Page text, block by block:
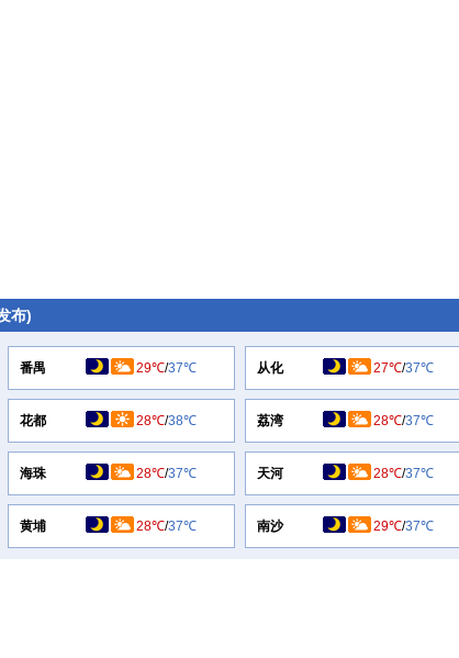
布)
番禺 29℃/37℃ 从化 27℃/37℃
花都 28℃/38℃ 荔湾 28℃/37℃
海珠 28℃/37℃ 天河 28℃/37℃
黄埔 28℃/37℃ 南沙 29℃/37℃